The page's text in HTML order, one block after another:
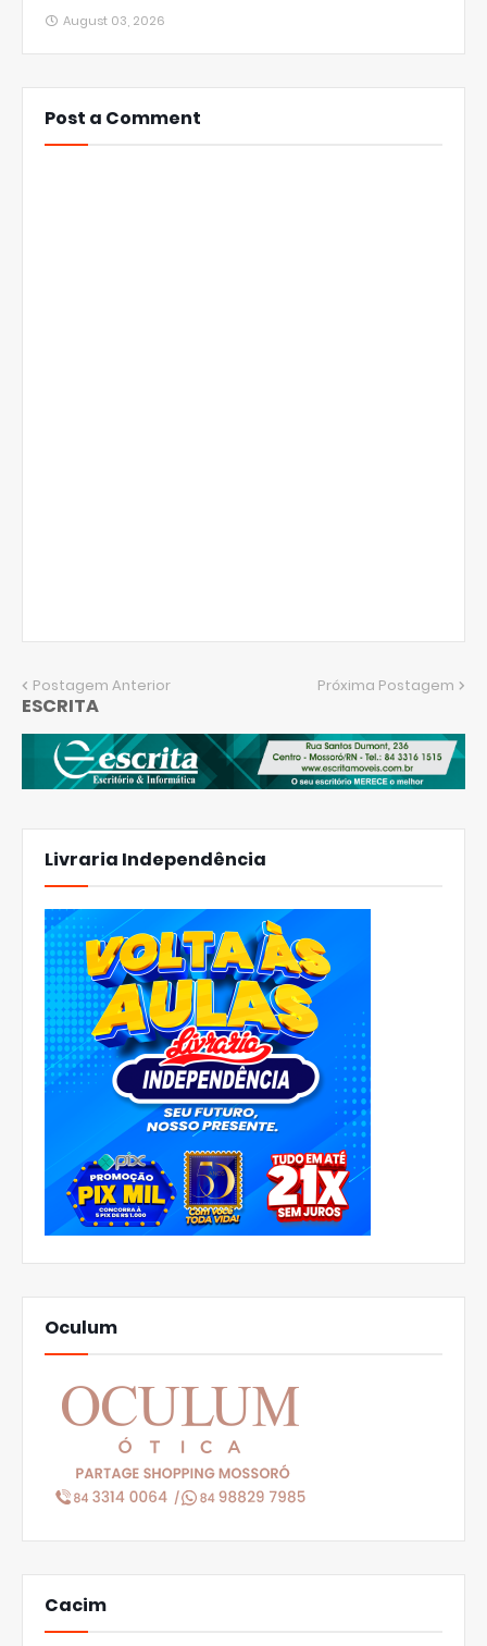
August 03, 2026
Post a Comment
Postagem Anterior Próxima Postagem
ESCRITA
Livraria Independência
Oculum
Cacim